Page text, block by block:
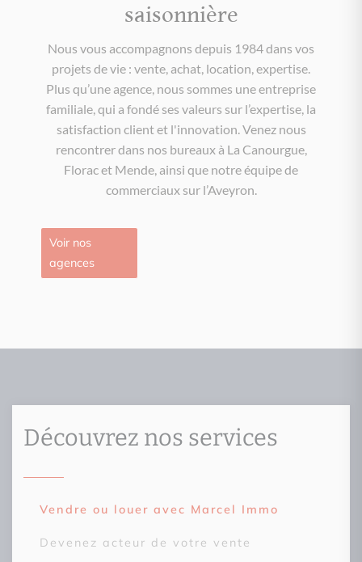
saisonnière
Nous vous accompagnons depuis 1984 dans vos
projets de vie : vente, achat, location, expertise.
Plus qu’une agence, nous sommes une entreprise
familiale, qui a fondé ses valeurs sur l’expertise, la
satisfaction client et l'innovation. Venez nous
rencontrer dans nos bureaux à La Canourgue,
Florac et Mende, ainsi que notre équipe de
commerciaux sur l’Aveyron.
Voir nos
agences
Découvrez nos services
Vendre ou louer avec Marcel Immo
Devenez acteur de votre vente